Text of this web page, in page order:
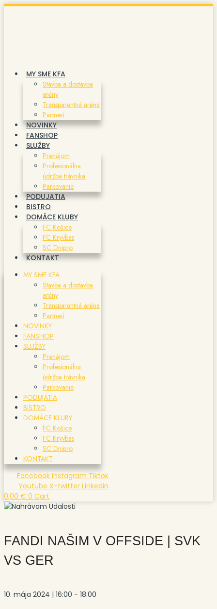
Preskočiť
MY SME KFA
Stavba a dostavba
arény
Transparentná aréna
Partneri
NOVINKY
FANSHOP
SLUŽBY
Prenájom
Profesionálna
údržba trávnika
Parkovanie
PODUJATIA
BISTRO
DOMÁCE KLUBY
FC Košice
FC Kryvbas
SC Dnipro
KONTAKT
MY SME KFA
Stavba a dostavba
arény
Transparentná aréna
Partneri
NOVINKY
FANSHOP
SLUŽBY
Prenájom
Profesionálna
údržba trávnika
Parkovanie
PODUJATIA
BISTRO
DOMÁCE KLUBY
FC Košice
FC Kryvbas
SC Dnipro
KONTAKT
Facebook Instagram Tiktok
Youtube X-twitter Linkedin
0,00 € 0 Cart
FANDI NAŠIM V OFFSIDE | SVK
VS GER
10. mája 2024 | 16:00 - 18:00